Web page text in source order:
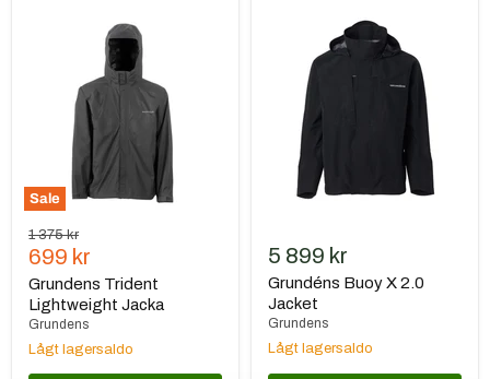
Sale
Lightweight
Ursprungspris
1 375 kr
Nuvarande
pris
699 kr
Grundens Trident
Lightweight Jacka
Grundens
Lågt lagersaldo
Jacket
5 899 kr
Grundéns Buoy X 2.0
Jacket
Grundens
Lågt lagersaldo